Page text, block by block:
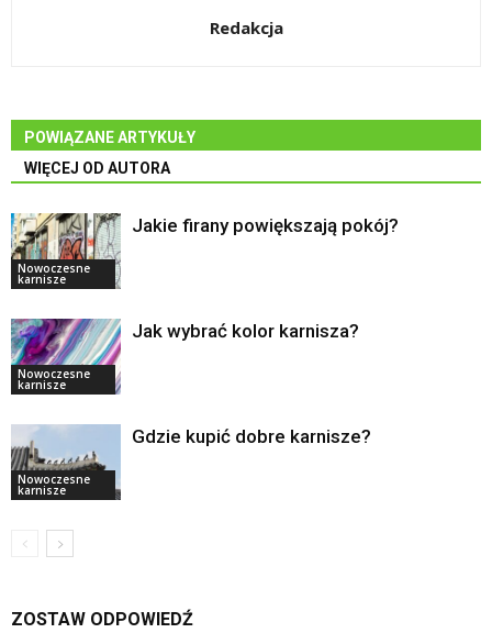
Redakcja
POWIĄZANE ARTYKUŁY
WIĘCEJ OD AUTORA
Nowoczesne
karnisze
Jakie firany powiększają pokój?
Nowoczesne
karnisze
Jak wybrać kolor karnisza?
Nowoczesne
karnisze
Gdzie kupić dobre karnisze?
ZOSTAW ODPOWIEDŹ